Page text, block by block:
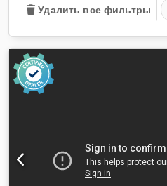
Удалить все фильтры